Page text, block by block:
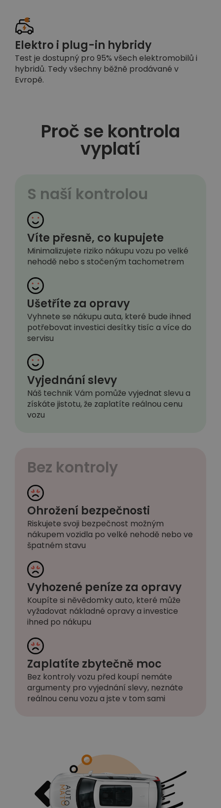
Elektro i plug-in hybridy
Test je dostupný pro 95% všech elektromobilů i
hybridů. Tedy všechny běžně prodávané v
Evropě.
Proč se kontrola
vyplatí
S naší kontrolou
Víte přesně, co kupujete
Minimalizujete riziko nákupu vozu po velké
nehodě nebo s stočeným tachometrem
Ušetříte za opravy
Vyhnete se nákupu auta, které bude ihned
potřebovat investici desítky tisíc a více do
servisu
Vyjednání slevy
Náš technik Vám pomůže vyjednat slevu a
získáte jistotu, že zaplatíte reálnou cenu
vozu
Bez kontroly
Ohrožení bezpečnosti
Riskujete svoji bezpečnost možným
nákupem vozidla po velké nehodě nebo ve
špatném stavu
Vyhozené peníze za opravy
Koupíte si něvědomky auto, které může
vyžadovat nákladné opravy a investice
ihned po nákupu
Zaplatíte zbytečně moc
Bez kontroly vozu před koupí nemáte
argumenty pro vyjednání slevy, neznáte
reálnou cenu vozu a jste v tom sami